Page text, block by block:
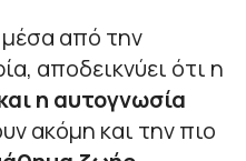
από την
αποδεικνύει ότι η
η αυτογνωσία
ακόμη και την πιο